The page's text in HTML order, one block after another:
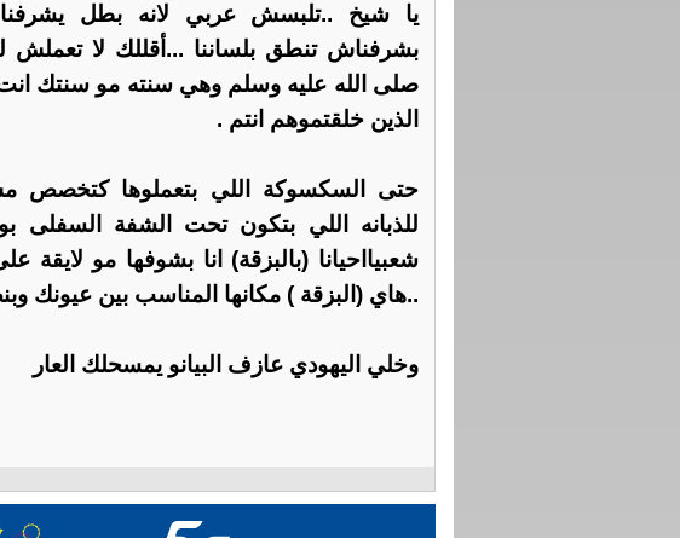
يا شيخ ..تلبسش عربي لانه بطل
بشرفناش تنطق بلساننا ...أقللك لا تعملش
صلى الله عليه وسلم وهي سنته مو سنتك انت
الذين خلقتموهم انتم .
حتى السكسوكة اللي بتعملوها كتخصص مش
للذبانه اللي بتكون تحت الشفة
شعبيااحيانا (بالبزقة) انا بشوفها مو
..هاي (البزقة ) مكانها المناسب بين
وخلي اليهودي عازف البيانو يمسحلك العار